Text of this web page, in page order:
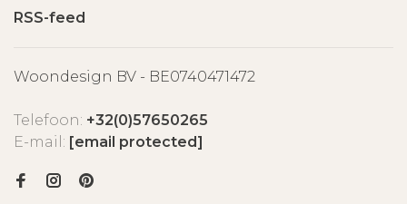
RSS-feed
Woondesign BV - BE0740471472
Telefoon: +32(0)57650265
E-mail: [email protected]